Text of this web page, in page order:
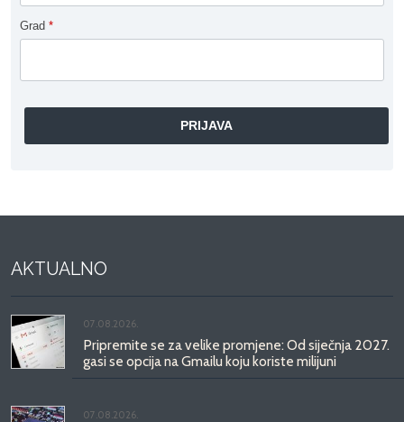
Grad *
AKTUALNO
07.08.2026.
Pripremite se za velike promjene: Od siječnja 2027.
gasi se opcija na Gmailu koju koriste milijuni
07.08.2026.